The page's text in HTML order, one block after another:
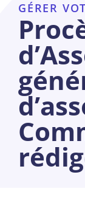
GÉRER